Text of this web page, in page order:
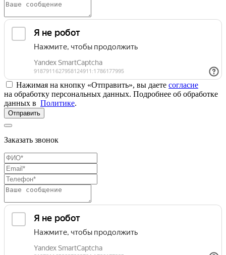
Нажимая на кнопку «Отправить», вы даете согласие
на обработку персональных данных. Подробнее об обработке
данных в Политике.
Отправить
Заказать звонок